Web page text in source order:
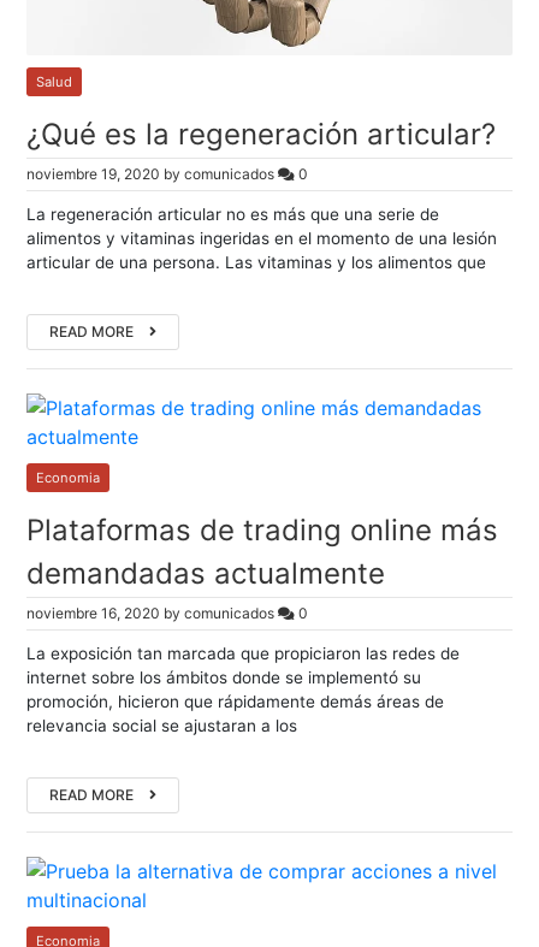
Salud
¿Qué es la regeneración articular?
noviembre 19, 2020 bycomunicados 0
La regeneración articular no es más que una serie de
alimentos y vitaminas ingeridas en el momento de una lesión
articular de una persona. Las vitaminas y los alimentos que
READ MORE
Economia
Plataformas de trading online más
demandadas actualmente
noviembre 16, 2020 bycomunicados 0
La exposición tan marcada que propiciaron las redes de
internet sobre los ámbitos donde se implementó su
promoción, hicieron que rápidamente demás áreas de
relevancia social se ajustaran a los
READ MORE
Economia